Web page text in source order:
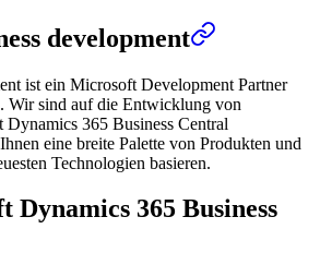
development
ist ein Microsoft Development Partner
Wir sind auf die Entwicklung von
365 Business Central
eine breite Palette von Produkten und
Technologien basieren.
Dynamics 365 Business